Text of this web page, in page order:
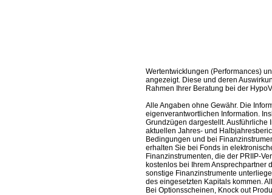
Wertentwicklungen (Performances)
angezeigt. Diese und deren
Rahmen Ihrer Beratung bei der
Alle Angaben ohne Gewähr. Die
eigenverantwortlichen Information.
Grundzügen dargestellt.
aktuellen Jahres- und
Bedingungen und bei
erhalten Sie bei Fonds in
Finanzinstrumenten, die der PRIIP-
kostenlos bei Ihrem Ansprechpartner
sonstige Finanzinstrumente
des eingesetzten Kapitals kommen.
Bei Optionsscheinen, Knock out